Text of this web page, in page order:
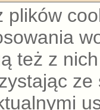
plików
też z